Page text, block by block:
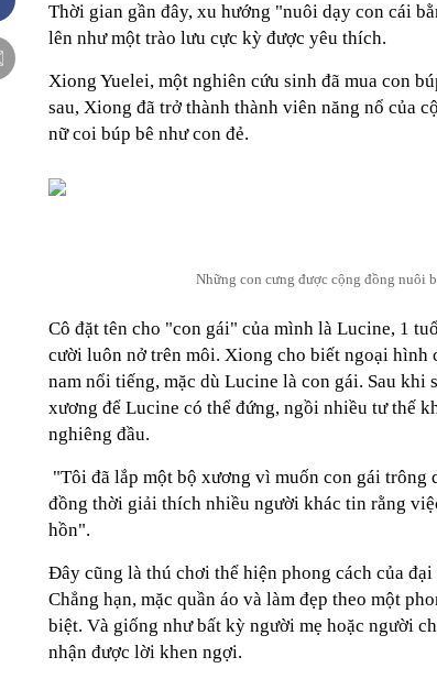
thác dưới 1 USD/kg, công ty được
tức quan tâm
xe
15:30
Lương bác sĩ, giáo viên trẻ: Tăng từ
khác biệt về thu nhập
Thời gian gần đây, xu hướng "nuôi dạy con cái
lên như một trào lưu cực kỳ được yêu thích.
Xiong Yuelei, một nghiên cứu sinh đã mua con
sau, Xiong đã trở thành thành viên năng nổ của
nữ coi búp bê như con đẻ.
Những con cưng được cộng đồng nuôi
Cô đặt tên cho "con gái" của mình là Lucine, 1
cười luôn nở trên môi. Xiong cho biết ngoại hình
nam nổi tiếng, mặc dù Lucine là con gái. Sau khi
xương để Lucine có thể đứng, ngồi nhiều tư thế
nghiêng đầu.
"Tôi đã lắp một bộ xương vì muốn con gái trông
đồng thời giải thích nhiều người khác tin rằng
hồn".
Đây cũng là thú chơi thể hiện phong cách của
Chẳng hạn, mặc quần áo và làm đẹp theo một
biệt. Và giống như bất kỳ người mẹ hoặc người
nhận được lời khen ngợi.